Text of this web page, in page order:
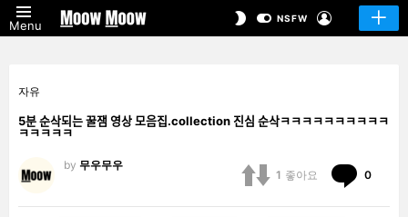
Menu
SWITCHNSFW
자유
5분 순삭되는 꿀잼 영상 모음집.collection 진심 순삭ㅋㅋㅋㅋㅋㅋㅋㅋㅋㅋ
ㅋㅋㅋㅋㅋ
by 무우무우
1 좋아요 0